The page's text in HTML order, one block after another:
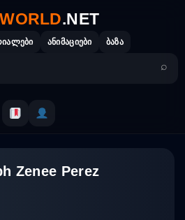
WORLD.NET
ანიმაციები ბაზა
Zenee Perez